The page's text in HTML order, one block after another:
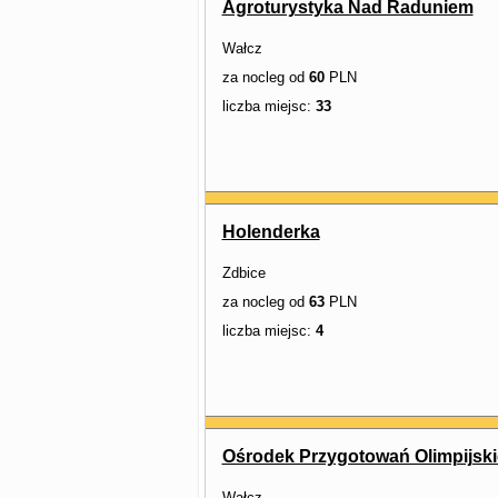
Agroturystyka Nad Raduniem
Wałcz
za nocleg od 60PLN
liczba miejsc: 33
Holenderka
Zdbice
za nocleg od 63PLN
liczba miejsc: 4
Ośrodek Przygotowań